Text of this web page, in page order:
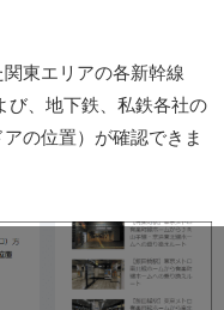
東エリアの各新幹線
び、地下鉄、私鉄各社の
の位置）が確認できま